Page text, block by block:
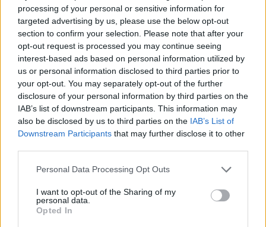
processing of your personal or sensitive information for
targeted advertising by us, please use the below opt-out
section to confirm your selection. Please note that after your
opt-out request is processed you may continue seeing
interest-based ads based on personal information utilized by
us or personal information disclosed to third parties prior to
your opt-out. You may separately opt-out of the further
disclosure of your personal information by third parties on the
IAB’s list of downstream participants. This information may
also be disclosed by us to third parties on the IAB’s List of
Downstream Participants that may further disclose it to other
Personal Data Processing Opt Outs
I want to opt-out of the Sharing of my
personal data.
Opted In
Commentaires
Voir la vidéo de «Sky Priority»
Chanson sans vidéo Chanson sans vidéo
Paroles